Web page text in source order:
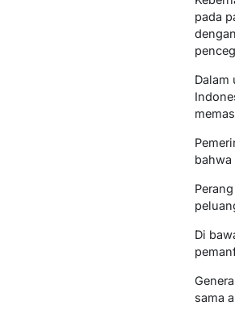
pada
Dalam
bahwa
Di
sama